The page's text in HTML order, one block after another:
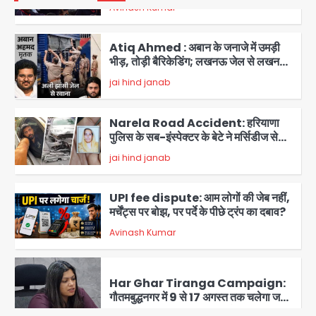
2
Atiq Ahmed : अबान के जनाजे में उमड़ी
पहुंचा उमर
jai hind janab
3
Narela Road Accident: हरियाणा
मारी टक्कर, 70 वर्षीय राहगीर महिला की मौत
jai hind janab
4
UPI fee dispute: आम लोगों की जेब नहीं,
Avinash Kumar
Har Ghar Tiranga Campaign:
जागरूकता महाअभियान, डीएम ने की समीक्षा
बैठक
Avinash Kumar